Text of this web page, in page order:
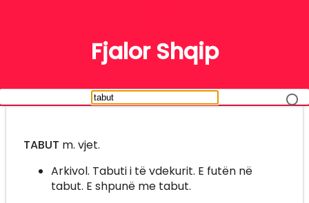
Fjalor Shqip
TABUT m. vjet.
Arkivol. Tabuti i të vdekurit. E futën në
tabut. E shpunë me tabut.